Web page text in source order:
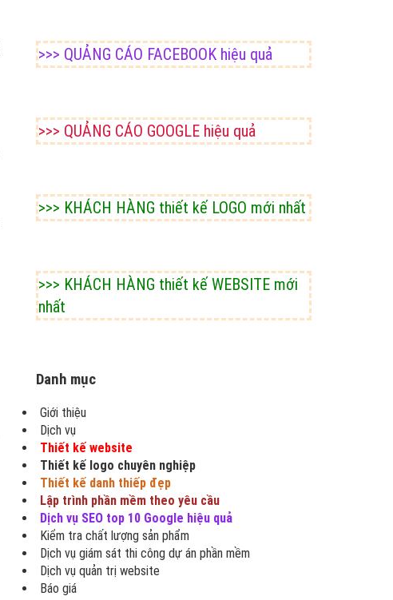
>>> QUẢNG CÁO FACEBOOK hiệu quả
>>> QUẢNG CÁO GOOGLE hiệu quả
>>> KHÁCH HÀNG thiết kế LOGO mới nhất
>>> KHÁCH HÀNG thiết kế WEBSITE mới
nhất
Danh mục
Giới thiệu
Dịch vụ
Thiết kế website
Thiết kế logo chuyên nghiệp
Thiết kế danh thiếp đẹp
Lập trình phần mềm theo yêu cầu
Dịch vụ SEO top 10 Google hiệu quả
Kiểm tra chất lượng sản phẩm
Dịch vụ giám sát thi công dự án phần mềm
Dịch vụ quản trị website
Báo giá